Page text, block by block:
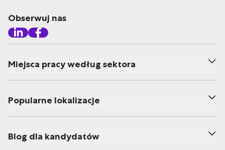
Obserwuj nas
Miejsca pracy według sektora
Popularne lokalizacje
Blog dla kandydatów